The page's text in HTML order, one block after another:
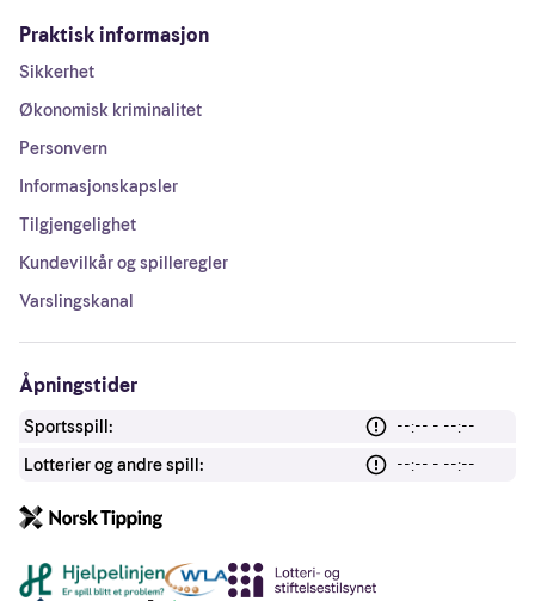
Praktisk informasjon
Sikkerhet
Økonomisk kriminalitet
Personvern
Informasjonskapsler
Tilgjengelighet
Kundevilkår og spilleregler
Varslingskanal
Åpningstider
Sportsspill:
--:-- - --:--
Lotterier og andre spill:
--:-- - --:--
Andre lenker